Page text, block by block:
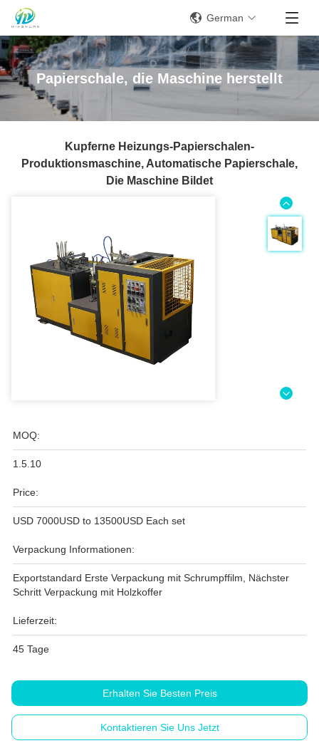
German
Papierschale, die Maschine herstellt
Kupferne Heizungs-Papierschalen-
Produktionsmaschine, Automatische Papierschale,
Die Maschine Bildet
MOQ:
1.5.10
Price:
USD 7000USD to 13500USD Each set
Verpackung Informationen:
Exportstandard Erste Verpackung mit Schrumpffilm, Nächster
Schritt Verpackung mit Holzkoffer
Lieferzeit:
45 Tage
Erhalten Sie Besten Preis
Kontaktieren Sie Uns Jetzt